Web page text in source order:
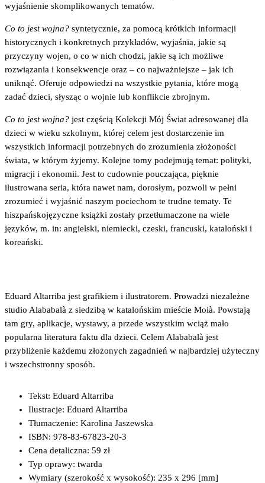
wyjaśnienie skomplikowanych tematów.
Co to jest wojna? syntetycznie, za pomocą krótkich informacji
historycznych i konkretnych przykładów, wyjaśnia, jakie są
przyczyny wojen, o co w nich chodzi, jakie są ich możliwe
rozwiązania i konsekwencje oraz – co najważniejsze – jak ich
uniknąć. Oferuje odpowiedzi na wszystkie pytania, które mogą
zadać dzieci, słysząc o wojnie lub konflikcie zbrojnym.
Co to jest wojna? jest częścią Kolekcji Mój Świat adresowanej dla
dzieci w wieku szkolnym, której celem jest dostarczenie im
wszystkich informacji potrzebnych do zrozumienia złożoności
świata, w którym żyjemy. Kolejne tomy podejmują temat: polityki,
migracji i ekonomii. Jest to cudownie pouczająca, pięknie
ilustrowana seria, która nawet nam, dorosłym, pozwoli w pełni
zrozumieć i wyjaśnić naszym pociechom te trudne tematy. Te
hiszpańskojęzyczne książki zostały przetłumaczone na wiele
języków, m. in: angielski, niemiecki, czeski, francuski, kataloński i
koreański.
Eduard Altarriba jest grafikiem i ilustratorem. Prowadzi niezależne
studio Alababalà z siedzibą w katalońskim mieście Moià. Powstają
tam gry, aplikacje, wystawy, a przede wszystkim wciąż mało
popularna literatura faktu dla dzieci. Celem Alababalà jest
przybliżenie każdemu złożonych zagadnień w najbardziej użyteczny
i wszechstronny sposób.
Tekst: Eduard Altarriba
Ilustracje: Eduard Altarriba
Tłumaczenie: Karolina Jaszewska
ISBN: 978-83-67823-20-3
Cena detaliczna: 59 zł
Typ oprawy: twarda
Wymiary (szerokość x wysokość): 235 x 296 [mm]